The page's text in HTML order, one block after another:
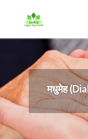
मधुमेह